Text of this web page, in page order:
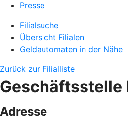
Presse
Filialsuche
Übersicht Filialen
Geldautomaten in der Nähe
Zurück zur Filialliste
Geschäftsstelle
Adresse